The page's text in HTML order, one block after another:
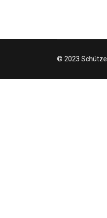
© 2023